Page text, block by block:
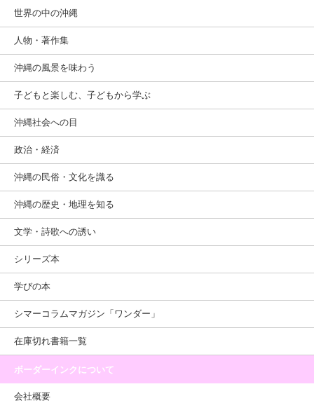
世界の中の沖縄
人物・著作集
沖縄の風景を味わう
子どもと楽しむ、子どもから学ぶ
沖縄社会への目
政治・経済
沖縄の民俗・文化を識る
沖縄の歴史・地理を知る
文学・詩歌への誘い
シリーズ本
学びの本
シマーコラムマガジン「ワンダー」
在庫切れ書籍一覧
ボーダーインクについて
会社概要